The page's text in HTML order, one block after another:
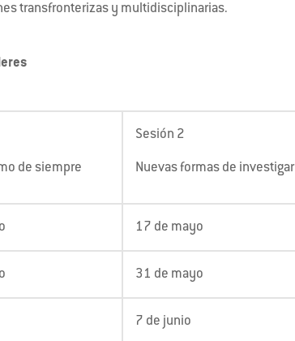
transfronterizas y multidisciplinarias.
de siempre
Sesión 2
Nuevas formas de investigar
17 de mayo
31 de mayo
7 de junio